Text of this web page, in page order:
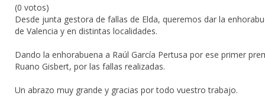
(0 votos)
Desde junta gestora de fallas de Elda, queremos dar la
de Valencia y en distintas localidades.
Dando la enhorabuena a Raúl García Pertusa por ese primer
Ruano Gisbert, por las fallas realizadas.
Un abrazo muy grande y gracias por todo vuestro trabajo.